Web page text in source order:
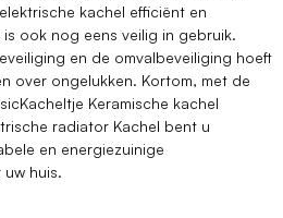
kachel efficiënt en
ook nog eens veilig in gebruik.
en de omvalbeveiliging hoeft
over ongelukken. Kortom, met de
Keramische kachel
radiator Kachel bent u
en energiezuinige
huis.